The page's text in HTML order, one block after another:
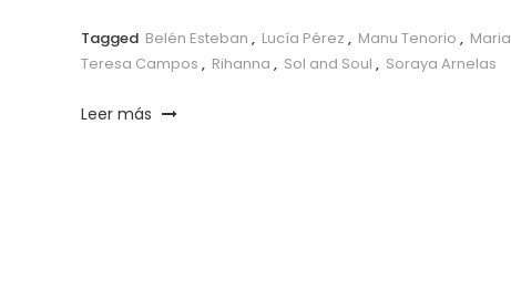
Tagged Belén Esteban , Lucía Pérez , Manu Tenorio , Maria
Teresa Campos , Rihanna , Sol and Soul , Soraya Arnelas
Leer más